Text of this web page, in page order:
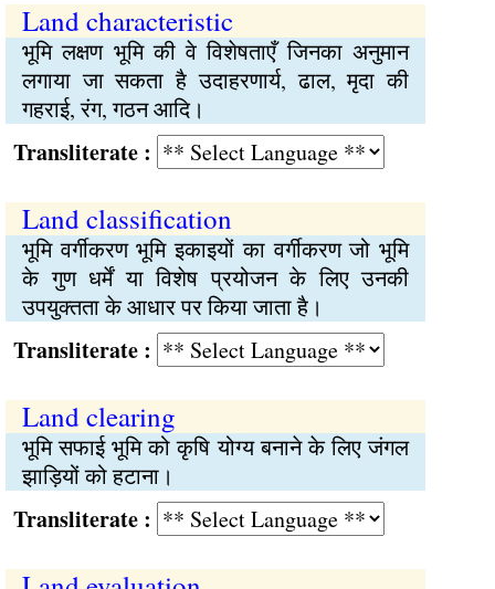
Land characteristic
भूमि लक्षण भूमि की वे विशेषताएँ जिनका अनुमान
लगाया जा सकता है उदाहरणार्य, ढाल, मृदा की
गहराई, रंग, गठन आदि।
:
Land classification
भूमि वर्गीकरण भूमि इकाइयों का वर्गीकरण जो भूमि
के गुण धर्में या विशेष प्रयोजन के लिए उनकी
उपयुक्तता के आधार पर किया जाता है।
:
Land clearing
भूमि सफाई भूमि को कृषि योग्य बनाने के लिए जंगल
झाड़ियों को हटाना।
: